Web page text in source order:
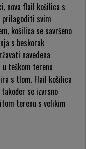
nova flail košilica s
prilagoditi svim
košilica se savršeno
s beskorak
navedena
u teškom terenu
s tlom. Flail košilica
se izvrsno
terenu s velikim